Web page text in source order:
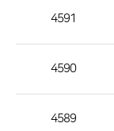
론
4591
4590
4589